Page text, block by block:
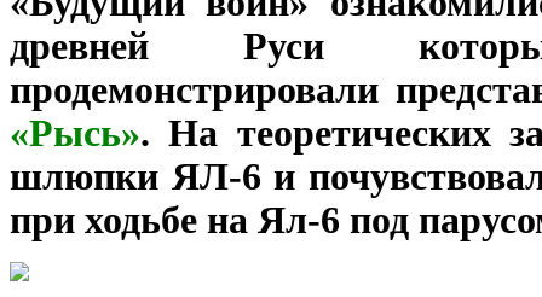
древней Руси
продемонстрировали
«Рысь». На теоретических
шлюпки ЯЛ-6 и
при ходьбе на Ял-6 под